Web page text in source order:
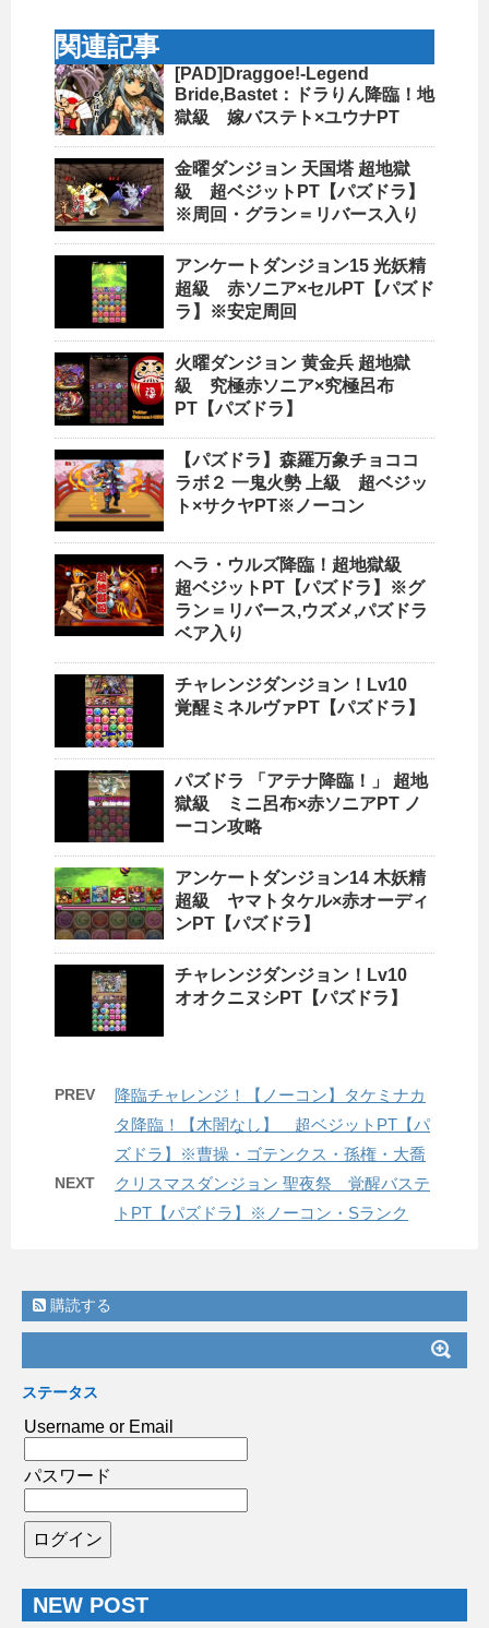
関連記事
[PAD]Draggoe!-Legend
Bride,Bastet：ドラりん降臨！地
獄級 嫁バステト×ユウナPT
金曜ダンジョン 天国塔 超地獄
級 超ベジットPT【パズドラ】
※周回・グラン＝リバース入り
アンケートダンジョン15 光妖精
超級 赤ソニア×セルPT【パズド
ラ】※安定周回
火曜ダンジョン 黄金兵 超地獄
級 究極赤ソニア×究極呂布
PT【パズドラ】
【パズドラ】森羅万象チョココ
ラボ２ 一鬼火勢 上級 超ベジッ
ト×サクヤPT※ノーコン
ヘラ・ウルズ降臨！超地獄級
超ベジットPT【パズドラ】※グ
ラン＝リバース,ウズメ,パズドラ
ベア入り
チャレンジダンジョン！Lv10
覚醒ミネルヴァPT【パズドラ】
パズドラ 「アテナ降臨！」 超地
獄級 ミニ呂布×赤ソニアPT ノ
ーコン攻略
アンケートダンジョン14 木妖精
超級 ヤマトタケル×赤オーディ
ンPT【パズドラ】
チャレンジダンジョン！Lv10
オオクニヌシPT【パズドラ】
PREV
降臨チャレンジ！【ノーコン】タケミナカ
タ降臨！【木闇なし】 超ベジットPT【パ
ズドラ】※曹操・ゴテンクス・孫権・大喬
NEXT
クリスマスダンジョン 聖夜祭 覚醒バステ
トPT【パズドラ】※ノーコン・Sランク
購読する
ステータス
Username or Email
パスワード
NEW POST